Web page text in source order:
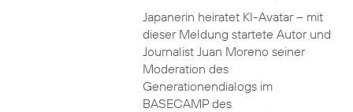
Japanerin heiratet KI-Avatar – mit
dieser Meldung startete Autor und
Journalist Juan Moreno seiner
Moderation des
Generationendialogs im
BASECAMP des